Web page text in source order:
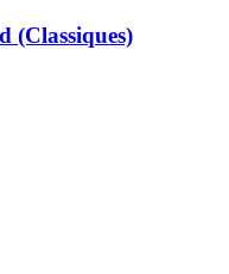
(Classiques)